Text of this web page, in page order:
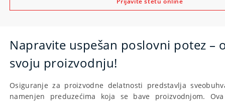
Napravite uspešan poslovni potez –
svoju proizvodnju!
Osiguranje za proizvodne delatnosti predstavlja
namenjen preduzećima koja se bave proizvodnjom.